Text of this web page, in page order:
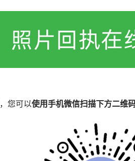
，您可以使用手机微信扫描下方二维